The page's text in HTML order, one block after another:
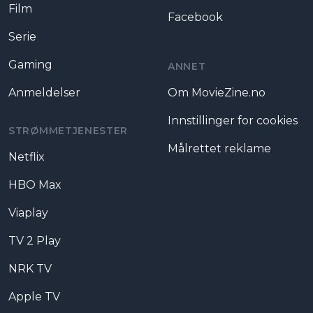
Film
Serie
Gaming
Anmeldelser
STRØMMETJENESTER
Netflix
HBO Max
Viaplay
TV 2 Play
NRK TV
Apple TV
Facebook
ANNET
Om MovieZine.no
Innstillinger for cookies
Målrettet reklame